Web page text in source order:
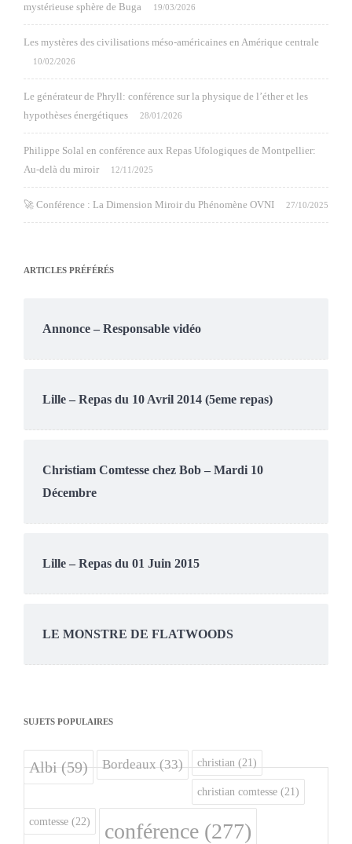
mystérieuse sphère de Buga
19/03/2026
Les mystères des civilisations méso-américaines en Amérique centrale
10/02/2026
Le générateur de Phryll: conférence sur la physique de l’éther et les
hypothèses énergétiques
28/01/2026
Philippe Solal en conférence aux Repas Ufologiques de Montpellier:
Au-delà du miroir
12/11/2025
🚀 Conférence : La Dimension Miroir du Phénomène OVNI 27/10/2025
ARTICLES PRÉFÉRÉS
Annonce – Responsable vidéo
Lille – Repas du 10 Avril 2014 (5eme repas)
Christiam Comtesse chez Bob – Mardi 10
Décembre
Lille – Repas du 01 Juin 2015
LE MONSTRE DE FLATWOODS
SUJETS POPULAIRES
Albi(59) Bordeaux(33) christian (21)
christian comtesse (21)
comtesse (22) conférence (277)